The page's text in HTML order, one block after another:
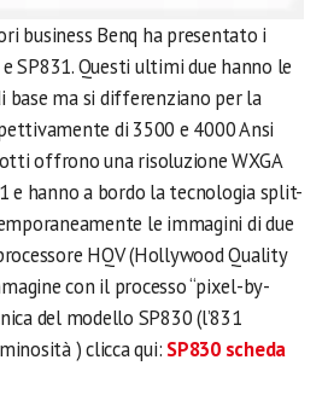
business Benq ha presentato i
SP831. Questi ultimi due hanno le
base ma si differenziano per la
di 3500 e 4000 Ansi
offrono una risoluzione WXGA
e hanno a bordo la tecnologia split-
le immagini di due
HQV (Hollywood Quality
con il processo “pixel-by-
del modello SP830 (l’831
) clicca qui: SP830 scheda